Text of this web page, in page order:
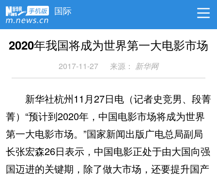
国际
2020年我国将成为世界第一大电影市场
2017-11-27 来源： 新华网
新华社杭州11月27日电（记者史竞男、段菁
菁）“预计到2020年，中国电影市场将成为世界
第一大电影市场。”国家新闻出版广电总局副局
长张宏森26日表示，中国电影正处于由大国向强
国迈进的关键期，除了做大市场，还要提升国产